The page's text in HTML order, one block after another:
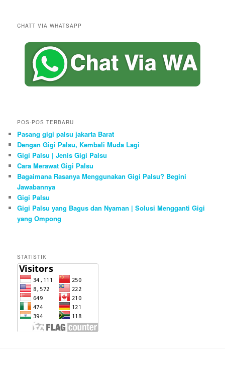
CHATT VIA WHATSAPP
POS-POS TERBARU
Pasang gigi palsu jakarta Barat
Dengan Gigi Palsu, Kembali Muda Lagi
Gigi Palsu | Jenis Gigi Palsu
Cara Merawat Gigi Palsu
Bagaimana Rasanya Menggunakan Gigi Palsu? Begini
Jawabannya
Gigi Palsu
Gigi Palsu yang Bagus dan Nyaman | Solusi Mengganti Gigi
yang Ompong
STATISTIK